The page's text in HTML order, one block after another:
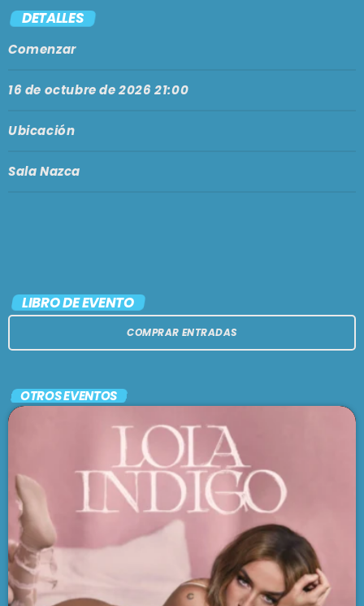
BARCELONA
MALLORCA
PODCASTS
TIENDA
EN VIVO AHORA!
MADRE TIERRA
5:00 am - 6:00 am
SE VIENE . . .
EL CAFETÍN DEL TANGO
DETALLES
Comenzar
16 de octubre de 2026 21:00
Ubicación
Sala Nazca
LIBRO DE EVENTO
COMPRAR ENTRADAS
OTROS EVENTOS